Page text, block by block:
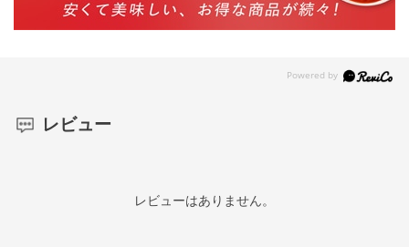
レビュー
レビューはありません。